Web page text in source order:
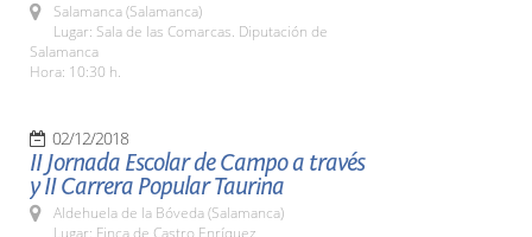
Salamanca (Salamanca)
Lugar: Sala de las Comarcas. Diputación de
Salamanca
Hora: 10:30 h.
02/12/2018
II Jornada Escolar de Campo a través
y II Carrera Popular Taurina
Aldehuela de la Bóveda (Salamanca)
Lugar: Finca de Castro Enríquez